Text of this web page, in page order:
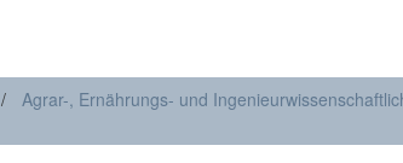
Agrar-, Ernährungs- und